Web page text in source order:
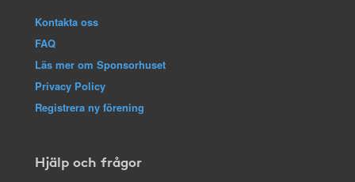
Kontakta oss
FAQ
Läs mer om Sponsorhuset
Privacy Policy
Registrera ny förening
Hjälp och frågor